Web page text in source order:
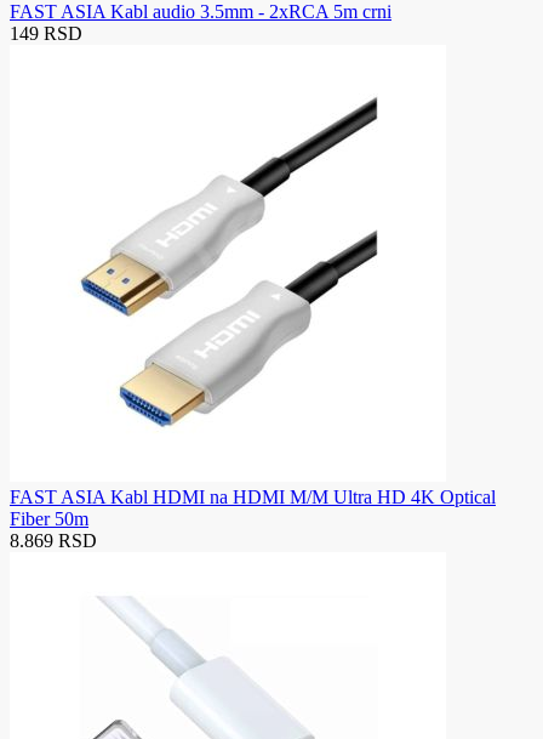
FAST ASIA Kabl audio 3.5mm - 2xRCA 5m crni
149 RSD
FAST ASIA Kabl HDMI na HDMI M/M Ultra HD 4K Optical
Fiber 50m
8.869 RSD